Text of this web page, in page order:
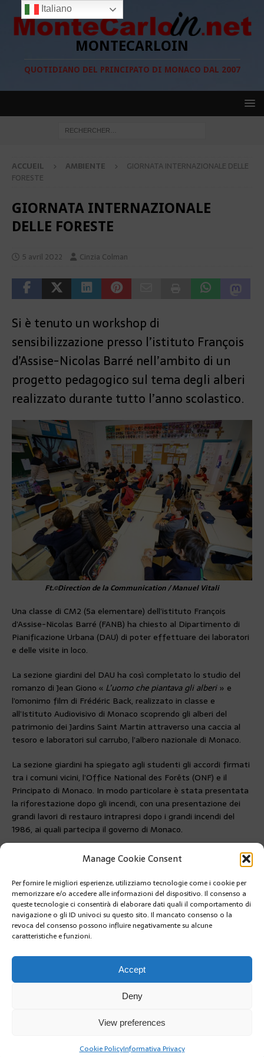
Manage Cookie Consent
Per fornire le migliori esperienze, utilizziamo tecnologie come i cookie per
memorizzare e/o accedere alle informazioni del dispositivo. Il consenso a
queste tecnologie ci consentirà di elaborare dati quali il comportamento di
navigazione o gli ID univoci su questo sito. Il mancato consenso o la
revoca del consenso possono influire negativamente su alcune
caratteristiche e funzioni.
Accept
Deny
View preferences
Cookie PolicyInformativa Privacy
MONTECARLOIN
QUOTIDIANO DEL PRINCIPATO DI MONACO DAL 2007
ACCUEIL AMBIENTE
GIORNATA INTERNAZIONALE DELLE
FORESTE
GIORNATA INTERNAZIONALE
DELLE FORESTE
5 avril 2022 Cinzia Colman
Si è tenuto un workshop di
sensibilizzazione presso l’istituto François
d’Assise-Nicolas Barré nell’ambito di un
progetto pedagogico sul tema degli alberi
realizzato durante tutto l’anno scolastico.
Ft.©Direction de la Communication / Manuel Vitali
Una classe di CM2 (5a elementare) dell’istituto François
d’Assise-Nicolas Barré (FANB) ha chiesto al Dipartimento di
Pianificazione Urbana (DAU) di poter effettuare dei laboratori
e delle visite in loco.
La sezione giardini del DAU ha così completato lo studio del
romanzo di Jean Giono « L’uomo che piantava gli alberi» e
l’omonimo film di Frédéric Back, realizzato in classe e
all’Istituto Audiovisivo di Monaco scoprendo gli alberi del
patrimonio dei Jardins Saint Martin attraverso una caccia al
tesoro e laboratori sul carrubo, l’albero nazionale di Monaco.
La sezione giardini ha spiegato agli studenti gli accordi firmati
tra i comuni vicini, l’Office National des Forêts (ONF) e il
Principato di Monaco. In modo particolare è stata presentata
la riforestazione dopo gli incendi, con una presentazione dei
grandi lavori di restauro intrapresi dopo i grandi incendi del
1986, ai quali partecipa il governo di Monaco.
Questo workshop educativo continuerà con una gita nella
natura e azioni sul campo, in collaborazione con l’ONF.
PRÉCÉDENT
EXPO: LA BELLE EPOQUE SPORTIVA
FRANCOFONIA A SOSTEGNO DELL’UCRAINA
Copyright @2019 | by Crivle
Italiano